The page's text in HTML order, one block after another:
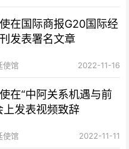
在国际商报G20国际经
发表署名文章
使馆 2022-11-16
在“中阿关系机遇与前
上发表视频致辞
使馆 2022-11-11